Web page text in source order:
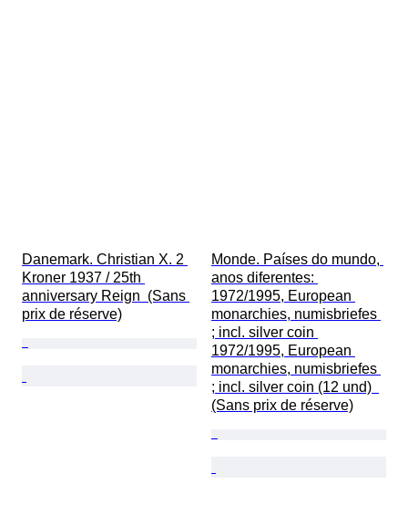
Danemark. Christian X. 2
Kroner 1937 / 25th
anniversary Reign  (Sans
prix de réserve)
Monde. Países do mundo,
anos diferentes:
1972/1995, European
monarchies, numisbriefes
; incl. silver coin
1972/1995, European
monarchies, numisbriefes
; incl. silver coin (12 und)
(Sans prix de réserve)